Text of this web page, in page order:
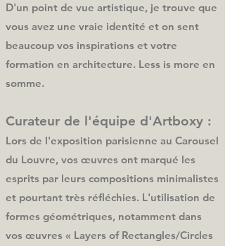
D'un point de vue artistique, je trouve que
vous avez une vraie identité et on sent
beaucoup vos inspirations et votre
formation en architecture. Less is more en
somme.
Curateur de l'équipe d'Artboxy :
Lors de l'exposition parisienne au Carousel
du Louvre, vos œuvres ont marqué les
esprits par leurs compositions minimalistes
et pourtant très réfléchies. L'utilisation de
formes géométriques, notamment dans
vos œuvres « Layers of Rectangles/Circles